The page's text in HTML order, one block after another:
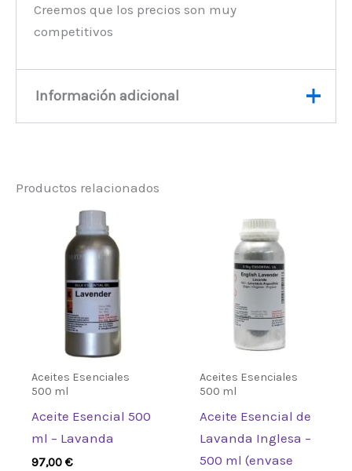
Creemos que los precios son muy
competitivos
Información adicional
Productos relacionados
Aceites Esenciales
500 ml
Aceite Esencial 500
ml – Lavanda
97,00€
Aceites Esenciales
500 ml
Aceite Esencial de
Lavanda Inglesa –
500 ml (envase